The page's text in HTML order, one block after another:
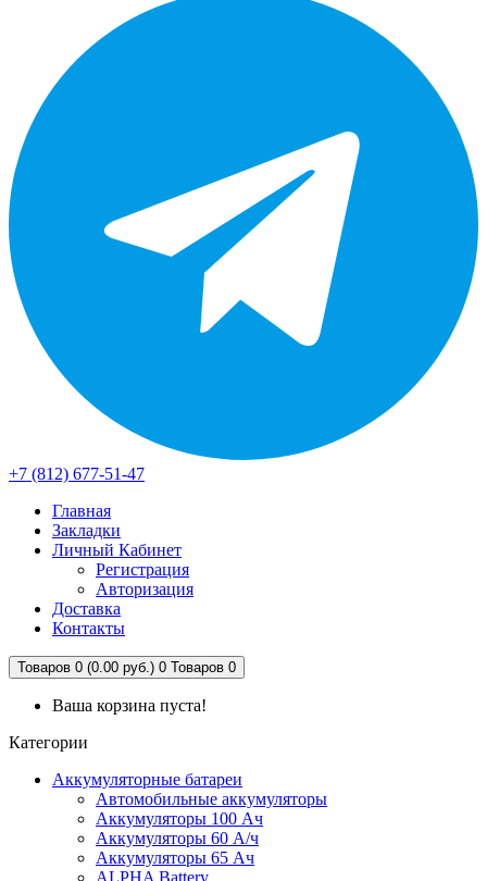
+7 (812) 677-51-47
Главная
Закладки
Личный Кабинет
Регистрация
Авторизация
Доставка
Контакты
Товаров 0 (0.00 руб.) 0 Товаров 0
Ваша корзина пуста!
Категории
Аккумуляторные батареи
Автомобильные аккумуляторы
Аккумуляторы 100 Ач
Аккумуляторы 60 А/ч
Аккумуляторы 65 Ач
ALPHA Battery